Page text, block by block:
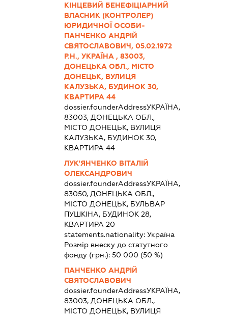
КІНЦЕВИЙ БЕНЕФІЦІАРНИЙ
ВЛАСНИК (КОНТРОЛЕР)
ЮРИДИЧНОЇ ОСОБИ-
ПАНЧЕНКО АНДРІЙ
СВЯТОСЛАВОВИЧ, 05.02.1972
Р.Н., УКРАЇНА , 83003,
ДОНЕЦЬКА ОБЛ., МІСТО
ДОНЕЦЬК, ВУЛИЦЯ
КАЛУЗЬКА, БУДИНОК 30,
КВАРТИРА 44
dossier.founderAddressУКРАЇНА,
83003, ДОНЕЦЬКА ОБЛ.,
МІСТО ДОНЕЦЬК, ВУЛИЦЯ
КАЛУЗЬКА, БУДИНОК 30,
КВАРТИРА 44
ЛУК'ЯНЧЕНКО ВІТАЛІЙ
ОЛЕКСАНДРОВИЧ
dossier.founderAddressУКРАЇНА,
83050, ДОНЕЦЬКА ОБЛ.,
МІСТО ДОНЕЦЬК, БУЛЬВАР
ПУШКІНА, БУДИНОК 28,
КВАРТИРА 20
statements.nationality: Україна
Розмір внеску до статутного
фонду (грн.): 50 000 (50 %)
ПАНЧЕНКО АНДРІЙ
СВЯТОСЛАВОВИЧ
dossier.founderAddressУКРАЇНА,
83003, ДОНЕЦЬКА ОБЛ.,
МІСТО ДОНЕЦЬК, ВУЛИЦЯ